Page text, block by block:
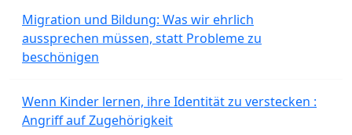
Migration und Bildung: Was wir ehrlich
aussprechen müssen, statt Probleme zu
beschönigen
Wenn Kinder lernen, ihre Identität zu verstecken :
Angriff auf Zugehörigkeit